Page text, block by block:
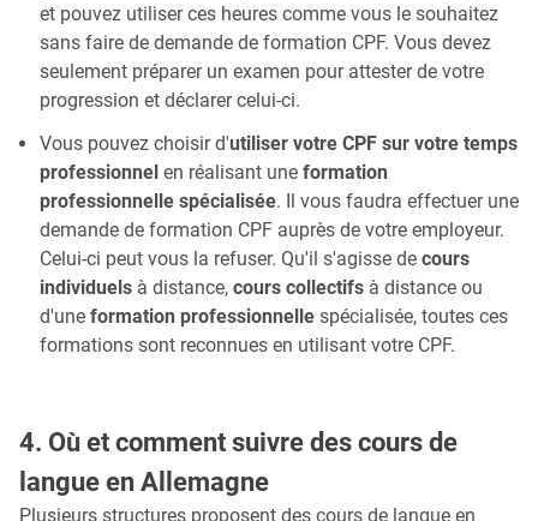
et pouvez utiliser ces heures comme vous le souhaitez
sans faire de demande de formation CPF. Vous devez
seulement préparer un examen pour attester de votre
progression et déclarer celui-ci.
Vous pouvez choisir d'utiliser votre CPF sur votre temps
professionnel en réalisant une formation
professionnelle spécialisée. Il vous faudra effectuer une
demande de formation CPF auprès de votre employeur.
Celui-ci peut vous la refuser. Qu'il s'agisse de cours
individuels à distance, cours collectifs à distance ou
d'une formation professionnelle spécialisée, toutes ces
formations sont reconnues en utilisant votre CPF.
4. Où et comment suivre des cours de
langue en Allemagne
Plusieurs structures proposent des cours de langue en